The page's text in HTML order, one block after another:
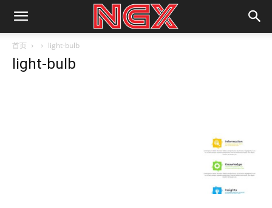
首页 light-bulb
light-bulb